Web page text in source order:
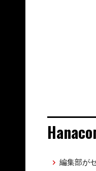
編集部が